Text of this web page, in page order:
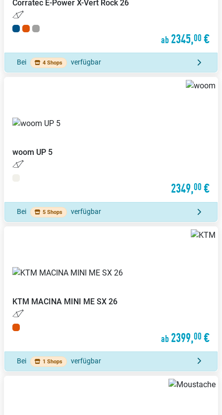
Corratec E-Power X-Vert Rock 26
ab 2345,00 €
Bei 4 Shops verfügbar
woom UP 5
2349,00 €
Bei 5 Shops verfügbar
KTM MACINA MINI ME SX 26
ab 2399,00 €
Bei 1 Shops verfügbar